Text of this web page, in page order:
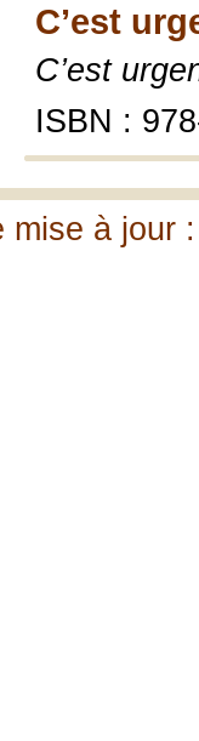
C’est
C’est
ISBN :
mise à jour